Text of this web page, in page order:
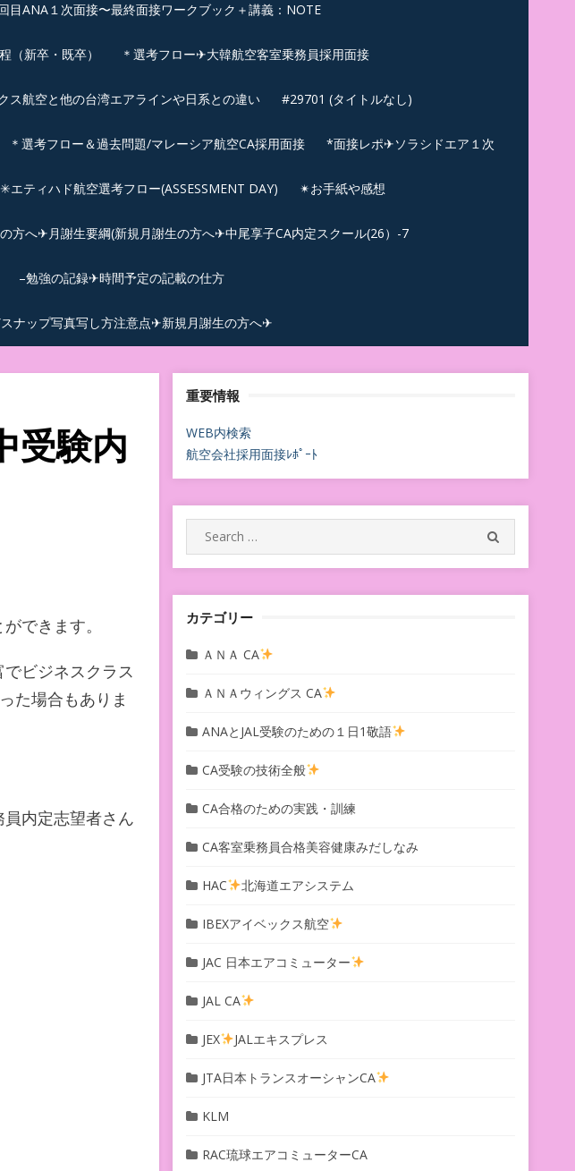
目ANA１次面接〜最終面接ワークブック＋講義：NOTE
（新卒・既卒） ＊選考フロー✈大韓航空客室乗務員採用面接
ス航空と他の台湾エアラインや日系との違い #29701 (タイトルなし)
＊選考フロー＆過去問題/マレーシア航空CA採用面接 *面接レポ✈ソラシドエア１次
✳︎エティハド航空選考フロー(ASSESSMENT DAY) ✴︎お手紙や感想
方へ✈月謝生要綱(新規月謝生の方へ✈中尾享子CA内定スクール(26）-7
–勉強の記録✈時間予定の記載の仕方
ナップ写真写し方注意点✈新規月謝生の方へ✈
受験内
できます。
ビジネスクラス
た場合もありま
内定志望者さん
重要情報
WEB内検索
航空会社採用面接ﾚﾎﾟｰﾄ
Search
for:
カテゴリー
ＡＮＡ CA
ＡＮＡウィングス CA
ANAとJAL受験のための１日1敬語
CA受験の技術全般
CA合格のための実践・訓練
CA客室乗務員合格美容健康みだしなみ
HAC 北海道エアシステム
IBEXアイベックス航空
JAC 日本エアコミューター
JAL CA
JEX JALエキスプレス
JTA日本トランスオーシャンCA
KLM
RAC琉球エアコミューターCA